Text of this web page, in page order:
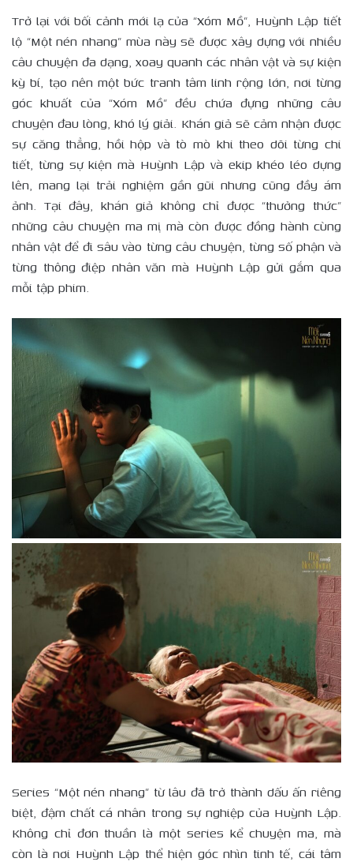
Trở lại với bối cảnh mới lạ của “Xóm Mồ”, Huỳnh Lập tiết
lộ “Một nén nhang” mùa này sẽ được xây dựng với nhiều
câu chuyện đa dạng, xoay quanh các nhân vật và sự kiện
kỳ bí, tạo nên một bức tranh tâm linh rộng lớn, nơi từng
góc khuất của “Xóm Mồ” đều chứa đựng những câu
chuyện đau lòng, khó lý giải. Khán giả sẽ cảm nhận được
sự căng thẳng, hồi hộp và tò mò khi theo dõi từng chi
tiết, từng sự kiện mà Huỳnh Lập và ekip khéo léo dựng
lên, mang lại trải nghiệm gần gũi nhưng cũng đầy ám
ảnh. Tại đây, khán giả không chỉ được “thưởng thức”
những câu chuyện ma mị mà còn được đồng hành cùng
nhân vật để đi sâu vào từng câu chuyện, từng số phận và
từng thông điệp nhân văn mà Huỳnh Lập gửi gắm qua
mỗi tập phim.
Series “Một nén nhang” từ lâu đã trở thành dấu ấn riêng
biệt, đậm chất cá nhân trong sự nghiệp của Huỳnh Lập.
Không chỉ đơn thuần là một series kể chuyện ma, mà
còn là nơi Huỳnh Lập thể hiện góc nhìn tinh tế, cái tâm